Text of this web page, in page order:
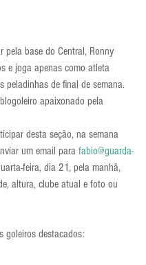
pela base do Central, Ronny
e joga apenas como atleta
peladinhas de final de semana.
apaixonado pela
desta seção, na semana
um email para fabio@guarda-
feira, dia 21, pela manhã,
altura, clube atual e foto ou
goleiros destacados: